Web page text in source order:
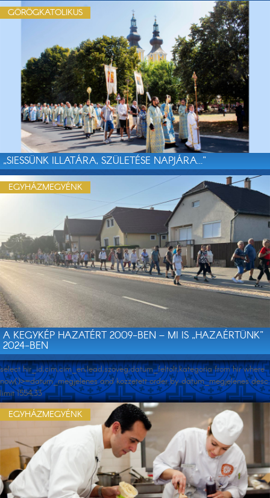
„SIESSÜNK ILLATÁRA, SZÜLETÉSE NAPJÁRA…”
GÖRÖGKATOLIKUS
A KEGYKÉP HAZATÉRT 2009-BEN – MI IS „HAZAÉRTÜNK”
2024-BEN
EGYHÁZMEGYÉNK
select hir_id,cim,cim_en,lead,szoveg,datum_feltolt,kategoria from hir where
now()>=datum_megjelenes and kozzetett order by datum_megjelenes desc
limit 1554,33
EGYHÁZMEGYÉNK